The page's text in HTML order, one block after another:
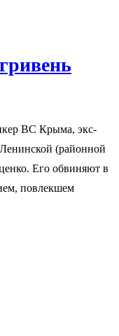
ВС Крыма, экс-
(районной
Его обвиняют в
повлекшем